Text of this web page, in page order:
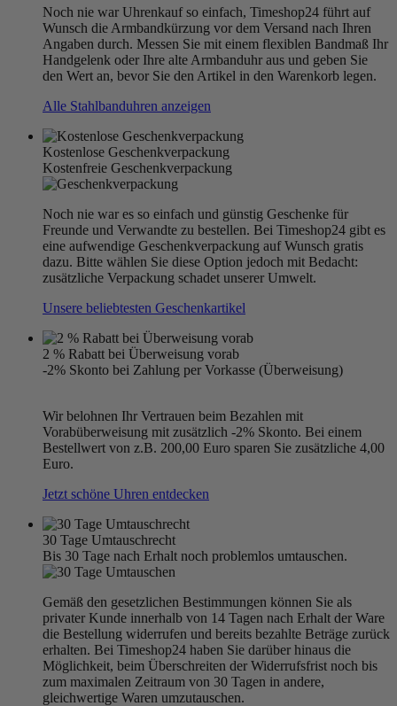
Noch nie war Uhrenkauf so einfach, Timeshop24 führt auf
Wunsch die Armbandkürzung vor dem Versand nach Ihren
Angaben durch. Messen Sie mit einem flexiblen Bandmaß Ihr
Handgelenk oder Ihre alte Armbanduhr aus und geben Sie
den Wert an, bevor Sie den Artikel in den Warenkorb legen.
Alle Stahlbanduhren anzeigen
Kostenlose Geschenkverpackung
Kostenfreie Geschenkverpackung
Noch nie war es so einfach und günstig Geschenke für
Freunde und Verwandte zu bestellen. Bei Timeshop24 gibt es
eine aufwendige Geschenkverpackung auf Wunsch gratis
dazu. Bitte wählen Sie diese Option jedoch mit Bedacht:
zusätzliche Verpackung schadet unserer Umwelt.
Unsere beliebtesten Geschenkartikel
2 % Rabatt bei Überweisung vorab
-2% Skonto bei Zahlung per Vorkasse (Überweisung)
Wir belohnen Ihr Vertrauen beim Bezahlen mit
Vorabüberweisung mit zusätzlich -2% Skonto. Bei einem
Bestellwert von z.B. 200,00 Euro sparen Sie zusätzliche 4,00
Euro.
Jetzt schöne Uhren entdecken
30 Tage Umtauschrecht
Bis 30 Tage nach Erhalt noch problemlos umtauschen.
Gemäß den gesetzlichen Bestimmungen können Sie als
privater Kunde innerhalb von 14 Tagen nach Erhalt der Ware
die Bestellung widerrufen und bereits bezahlte Beträge zurück
erhalten. Bei Timeshop24 haben Sie darüber hinaus die
Möglichkeit, beim Überschreiten der Widerrufsfrist noch bis
zum maximalen Zeitraum von 30 Tagen in andere,
gleichwertige Waren umzutauschen.